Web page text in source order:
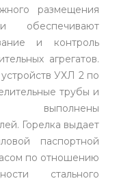
размещения
и контроль
агрегатов.
УХЛ 2 по
трубы и
выполнены
Горелка выдает
паспортной
по отношению
стального